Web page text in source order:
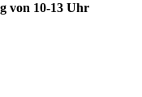
von 10-13 Uhr